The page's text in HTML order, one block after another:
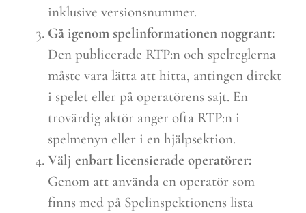
inklusive versionsnummer.
Gå igenom spelinformationen noggrant:
Den publicerade RTP:n och spelreglerna
måste vara lätta att hitta, antingen direkt
i spelet eller på operatörens sajt. En
trovärdig aktör anger ofta RTP:n i
spelmenyn eller i en hjälpsektion.
Välj enbart licensierade operatörer:
Genom att använda en operatör som
finns med på Spelinspektionens lista